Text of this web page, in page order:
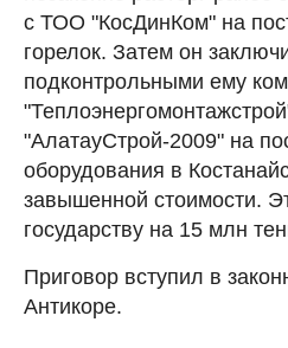
с ТОО "КосДинКом" на
горелок. Затем он
подконтрольными ему
"АлатауСтрой-2009" на
оборудования в
завышенной стоимости.
государству на 15 млн
Приговор вступил в
Антикоре.